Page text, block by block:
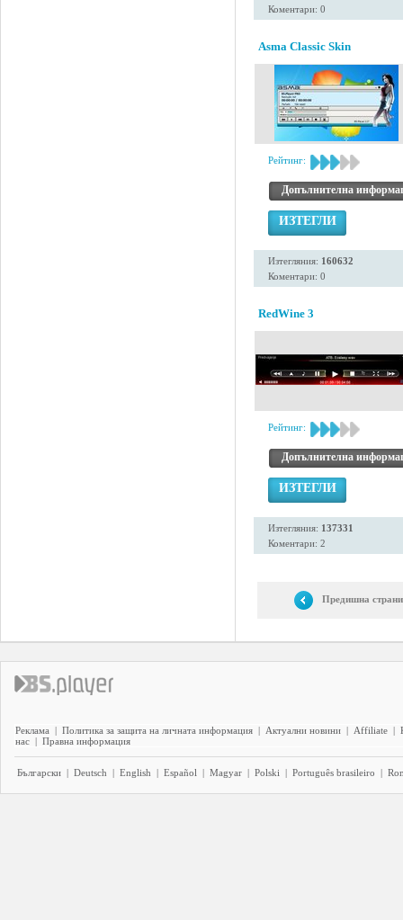
Коментари: 0
Asma Classic Skin
Рейтинг:
Допълнителна
ИЗТЕГЛИ
Изтегляния: 160632
Коментари: 0
RedWine 3
Рейтинг:
Допълнителна
ИЗТЕГЛИ
Изтегляния: 137331
Коментари: 2
Предишна
Реклама | Политика за защита на личната информация | Актуални новини | Affiliate |
нас | Правна информация
Български | Deutsch | English | Español | Magyar | Polski | Português brasileiro |